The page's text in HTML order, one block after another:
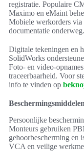
registratie. Populaire
Maximo en eMaint
Mobiele werkorders via
documentatie onderweg.
Digitale tekeningen en
SolidWorks
Foto- en video-
traceerbaarheid. Voor
info te vinden op
Persoonlijke
Monteurs gebruiken
gehoorbescherming en
VCA en veilige